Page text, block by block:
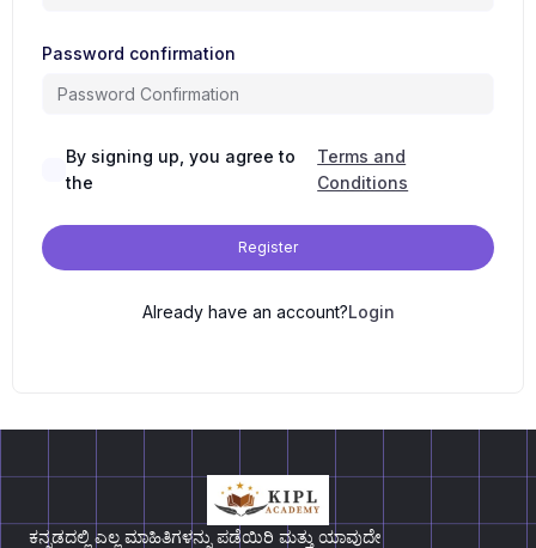
Password confirmation
By signing up, you agree to
the
Terms and
Conditions
Register
Already have an account?Login
ಕನ್ನಡದಲ್ಲಿ ಎಲ್ಲ ಮಾಹಿತಿಗಳನ್ನು ಪಡೆಯಿರಿ ಮತ್ತು ಯಾವುದೇ